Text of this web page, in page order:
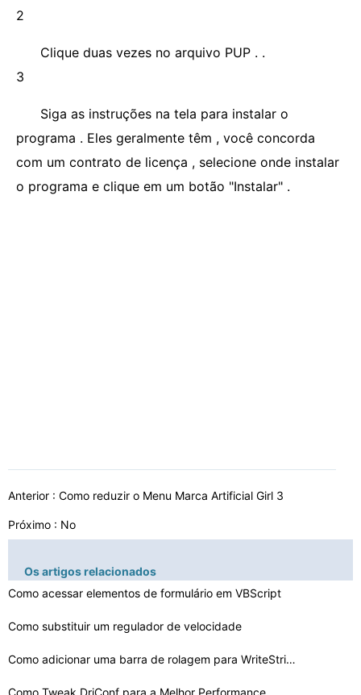
2
Clique duas vezes no arquivo PUP . .
3
Siga as instruções na tela para instalar o
programa . Eles geralmente têm , você concorda
com um contrato de licença , selecione onde instalar
o programa e clique em um botão "Instalar" .
Anterior : Como reduzir o Menu Marca Artificial Girl 3
Próximo : No
Os artigos relacionados
Como acessar elementos de formulário em VBScript
Como substituir um regulador de velocidade
Como adicionar uma barra de rolagem para WriteString
Como Tweak DriConf para a Melhor Performance